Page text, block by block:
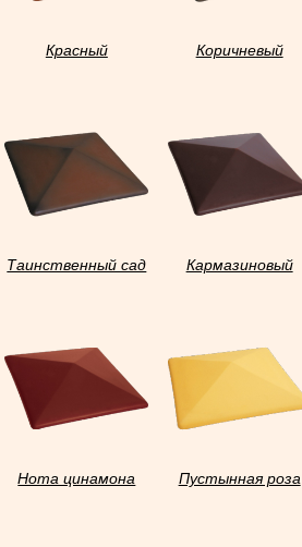
Красный Коричневый
Таинственный сад
Кармазиновый
Нота цинамона Пустынная роза